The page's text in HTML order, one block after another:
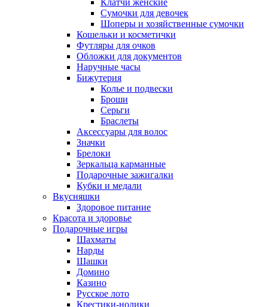
Клатчи женские
Сумочки для девочек
Шоперы и хозяйственные сумочки
Кошельки и косметички
Футляры для очков
Обложки для документов
Наручные часы
Бижутерия
Колье и подвески
Броши
Серьги
Браслеты
Аксессуары для волос
Значки
Брелоки
Зеркальца карманные
Подарочные зажигалки
Кубки и медали
Вкусняшки
Здоровое питание
Красота и здоровье
Подарочные игры
Шахматы
Нарды
Шашки
Домино
Казино
Русское лото
Крестики-нолики